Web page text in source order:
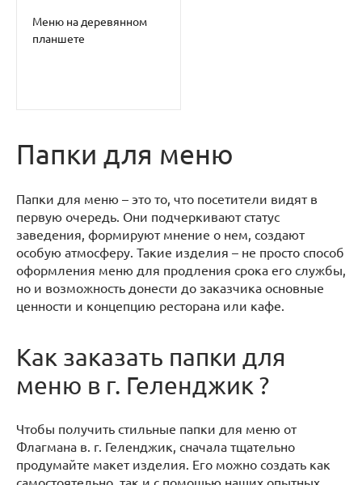
Меню на деревянном
планшете
Папки для меню
Папки для меню – это то, что посетители видят в
первую очередь. Они подчеркивают статус
заведения, формируют мнение о нем, создают
особую атмосферу. Такие изделия – не просто способ
оформления меню для продления срока его службы,
но и возможность донести до заказчика основные
ценности и концепцию ресторана или кафе.
Как заказать папки для
меню в г. Геленджик ?
Чтобы получить стильные папки для меню от
Флагмана в. г. Геленджик, сначала тщательно
продумайте макет изделия. Его можно создать как